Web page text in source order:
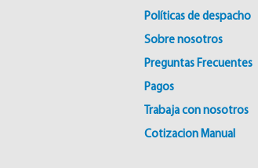
Políticas de despacho
Sobre nosotros
Preguntas Frecuentes
Pagos
Trabaja con nosotros
Cotizacion Manual